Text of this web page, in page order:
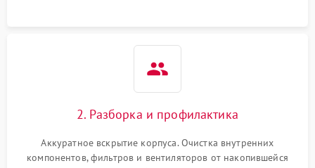
2. Разборка и профилактика
Аккуратное вскрытие корпуса. Очистка внутренних
компонентов, фильтров и вентиляторов от накопившейся